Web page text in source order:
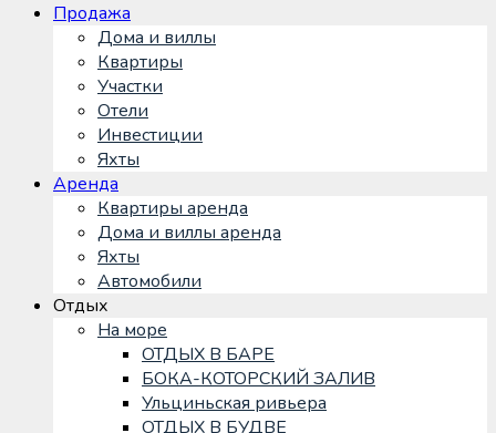
Продажа
Дома и виллы
Квартиры
Участки
Отели
Инвестиции
Яхты
Аренда
Квартиры аренда
Дома и виллы аренда
Яхты
Автомобили
Отдых
На море
ОТДЫХ В БАРЕ
БОКА-КОТОРСКИЙ ЗАЛИВ
Ульциньская ривьера
ОТДЫХ В БУДВЕ